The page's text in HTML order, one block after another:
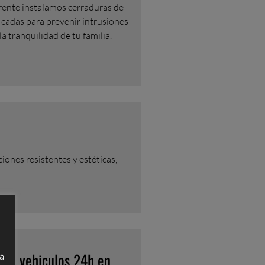
instalamos cerraduras de
para prevenir intrusiones
tranquilidad de tu familia.
resistentes y estéticas,
vehiculos 24h en